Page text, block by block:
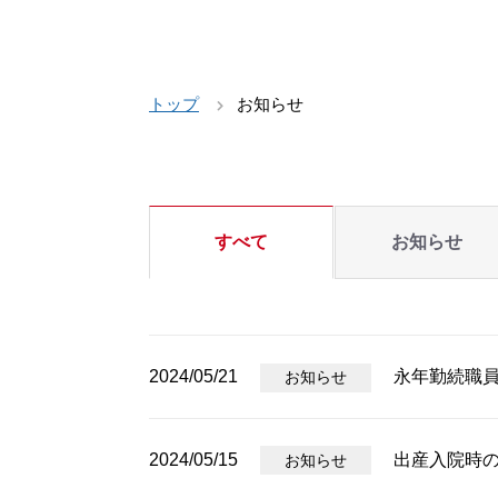
トップ お知らせ
すべて お知らせ
2024/05/21 お知らせ 永年勤続職
2024/05/15 お知らせ 出産入院時